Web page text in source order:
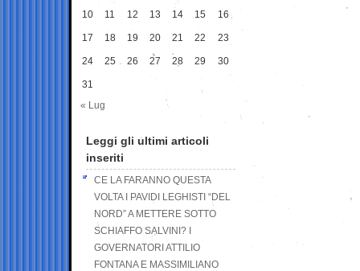
10 11 12 13 14 15 16
17 18 19 20 21 22 23
24 25 26 27 28 29 30
31
« Lug
Leggi gli ultimi articoli
inseriti
CE LA FARANNO QUESTA
VOLTA I PAVIDI LEGHISTI “DEL
NORD” A METTERE SOTTO
SCHIAFFO SALVINI? I
GOVERNATORI ATTILIO
FONTANA E MASSIMILIANO